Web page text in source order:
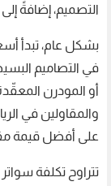
التصميم، إضافةً
بشكل عام، تبدأ
في التصاميم
أو المودرن
والمقاولين في
على أفضل قيمة
تتراوح تكلفة